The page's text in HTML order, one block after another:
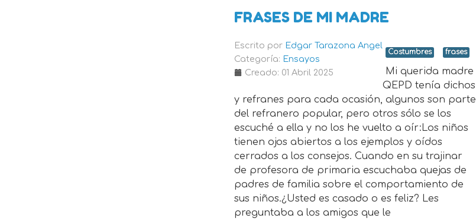
FRASES DE MI MADRE
Escrito por Edgar Tarazona Angel
Categoría: Ensayos
Creado: 01 Abril 2025
Costumbres frases
Mi querida madre
QEPD tenía dichos
y refranes para cada ocasión, algunos son parte
del refranero popular, pero otros sólo se los
escuché a ella y no los he vuelto a oír:Los niños
tienen ojos abiertos a los ejemplos y oídos
cerrados a los consejos. Cuando en su trajinar
de profesora de primaria escuchaba quejas de
padres de familia sobre el comportamiento de
sus niños.¿Usted es casado o es feliz? Les
preguntaba a los amigos que le